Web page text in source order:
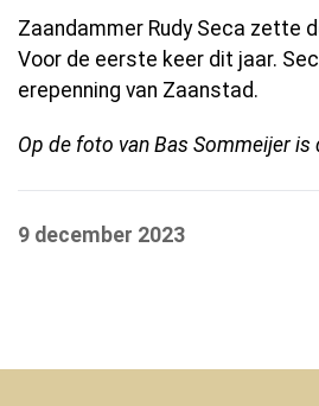
Zaandammer Rudy Seca zette
Voor de eerste keer dit jaar.
erepenning van Zaanstad.
Op de foto van Bas Sommeijer is
9 december 2023